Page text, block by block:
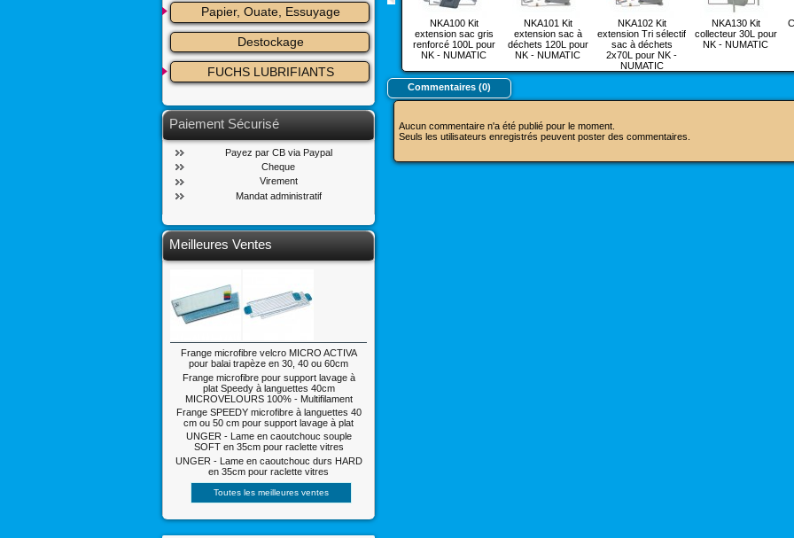
Papier, Ouate, Essuyage
Destockage
FUCHS LUBRIFIANTS
Paiement Sécurisé
Payez par CB via Paypal
Cheque
Virement
Mandat administratif
Meilleures Ventes
Frange microfibre velcro MICRO ACTIVA
pour balai trapèze en 30, 40 ou 60cm
Frange microfibre pour support lavage à
plat Speedy à languettes 40cm
MICROVELOURS 100% - Multifilament
Frange SPEEDY microfibre à languettes 40
cm ou 50 cm pour support lavage à plat
UNGER - Lame en caoutchouc souple
SOFT en 35cm pour raclette vitres
UNGER - Lame en caoutchouc durs HARD
en 35cm pour raclette vitres
Toutes les meilleures ventes
NKA100 Kit
extension sac gris
renforcé 100L pour
NK - NUMATIC
NKA101 Kit
extension sac à
déchets 120L pour
NK - NUMATIC
NKA102 Kit
extension Tri sélectif
sac à déchets
2x70L pour NK -
NUMATIC
NKA130 Kit
collecteur 30L pour
NK - NUMATIC
Commentaires (0)
Aucun commentaire n'a été publié pour le moment.
Seuls les utilisateurs enregistrés peuvent poster des commentaires.